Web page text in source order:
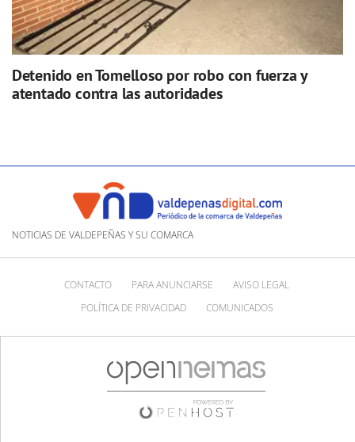
Detenido en Tomelloso por robo con fuerza y
atentado contra las autoridades
NOTICIAS DE VALDEPEÑAS Y SU COMARCA
CONTACTO PARA ANUNCIARSE
AVISO LEGAL
POLÍTICA DE PRIVACIDAD
COMUNICADOS